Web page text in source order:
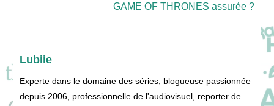
GAME OF THRONES assurée ?
Lubiie
Experte dans le domaine des séries, blogueuse passionnée
depuis 2006, professionnelle de l'audiovisuel, reporter de